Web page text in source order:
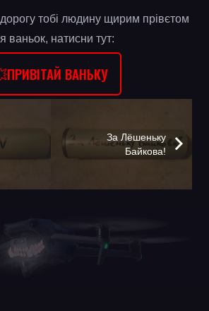
тобі людину щирим прівєтом
ваньок, натисни тут:
ВАНЬКУ
За Лёшеньку
Байкова!